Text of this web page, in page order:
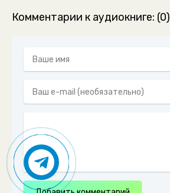
05_055
05_057
05_058
05_059
05_061
05_062
Комментарии к аудиокниге: (0)